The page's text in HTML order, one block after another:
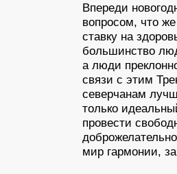
Впереди
вопросом, что
ставку на
большинство
а люди
связи с этим
северчанам
только
провести
мир гармонии,